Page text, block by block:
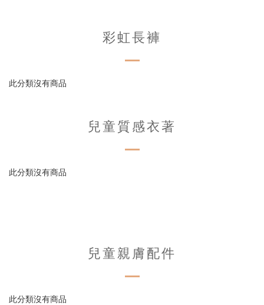
彩虹長褲
此分類沒有商品
兒童質感衣著
此分類沒有商品
兒童親膚配件
此分類沒有商品